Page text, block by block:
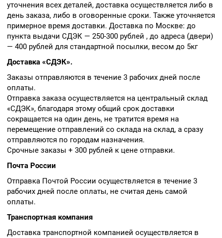
уточнения всех деталей, доставка осуществляется либо в
день заказа, либо в оговоренные сроки. Также уточняется
примерное время доставки. Доставка по Москве: до
пункта выдачи СДЭК — 250-300 рублей , до адреса (двери)
— 400 рублей для стандартной посылки, весом до 5кг
Доставка «СДЭК».
Заказы отправляются в течение 3 рабочих дней после
оплаты.
Отправка заказа осуществляется на центральный склад
«СДЭК», благодаря этому общий срок доставки
сокращается на один день, не тратится время на
перемещение отправлений со склада на склад, а сразу
отправляются по городам назначения.
Срочные заказы + 300 рублей к цене отправки.
Почта России
Отправка Почтой России осуществляется в течение 3
рабочих дней после оплаты, не считая день самой
оплаты.
Транспортная компания
Доставка транспортной компанией осуществляется в